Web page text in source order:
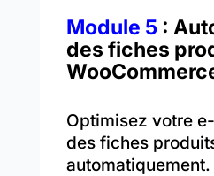
Module 5:
des fiches
Optimisez votre
des fiches
automatiquement.